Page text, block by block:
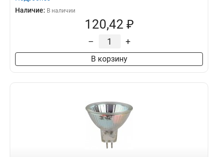
Наличие: В наличии
120,42 ₽
– +
В корзину